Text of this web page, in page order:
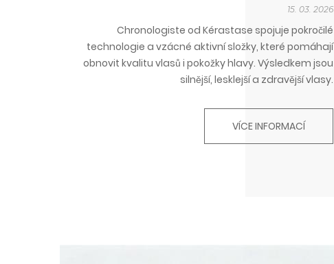
15. 03. 2026
Chronologiste od Kérastase spojuje pokročilé
technologie a vzácné aktivní složky, které pomáhají
obnovit kvalitu vlasů i pokožky hlavy. Výsledkem jsou
silnější, lesklejší a zdravější vlasy.
VÍCE INFORMACÍ